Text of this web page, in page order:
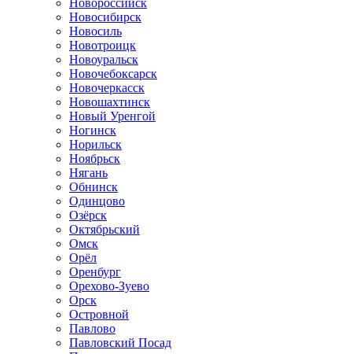
Новороссийск
Новосибирск
Новосиль
Новотроицк
Новоуральск
Новочебоксарск
Новочеркасск
Новошахтинск
Новый Уренгой
Ногинск
Норильск
Ноябрьск
Нягань
Обнинск
Одинцово
Озёрск
Октябрьский
Омск
Орёл
Оренбург
Орехово-Зуево
Орск
Островной
Павлово
Павловский Посад